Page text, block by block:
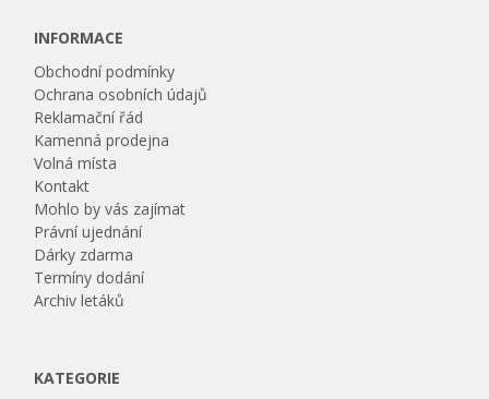
INFORMACE
Obchodní podmínky
Ochrana osobních údajů
Reklamační řád
Kamenná prodejna
Volná místa
Kontakt
Mohlo by vás zajímat
Právní ujednání
Dárky zdarma
Termíny dodání
Archiv letáků
KATEGORIE